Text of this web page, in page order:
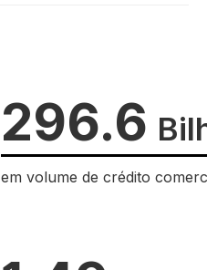
296.6
em volume de crédito